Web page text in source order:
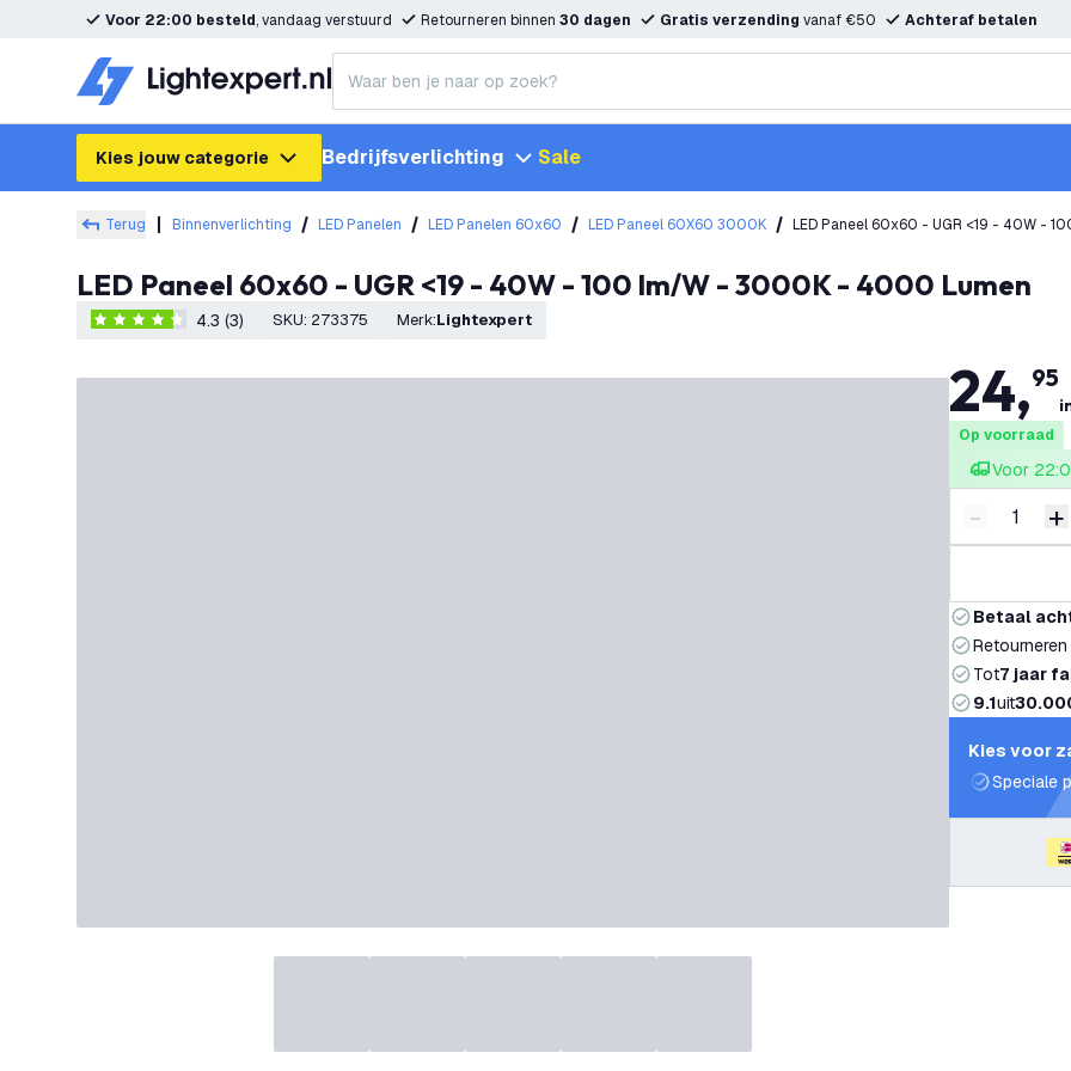
Voor 22:00 besteld, vandaag verstuurd Retourneren binnen 30 dagen Gratis verzending vanaf €50 Achteraf betalen
Kies jouw categorie Bedrijfsverlichting Sale
Terug Binnenverlichting LED Panelen LED Panelen 60x60 LED Paneel 60X60 3000K LED Paneel 60x60 - UGR <19 - 40W -
LED Paneel 60x60 - UGR <19 - 40W - 100 lm/W - 3000K - 4000 Lumen
4.3 score sterren4.3 (3) SKU: 273375 Merk: Lightexpert
24,95
Op voorraad
Voor
Verminder
- +
Betaal
Tot7 jaar
9.1uit
Kies voor
Speciale